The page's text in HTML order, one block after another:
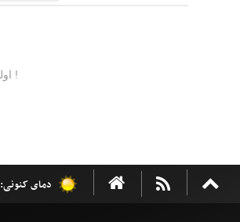
دمای کنونی: 34 °